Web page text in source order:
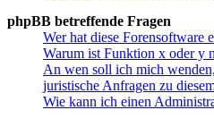
phpBB betreffende Fragen
Wer hat diese Forensoftware
Warum ist Funktion x oder y
An wen soll ich mich
juristische Anfragen zu
Wie kann ich einen